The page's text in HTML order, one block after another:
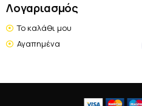
Λογαριασμός
Το καλάθι μου
Αγαπημένα